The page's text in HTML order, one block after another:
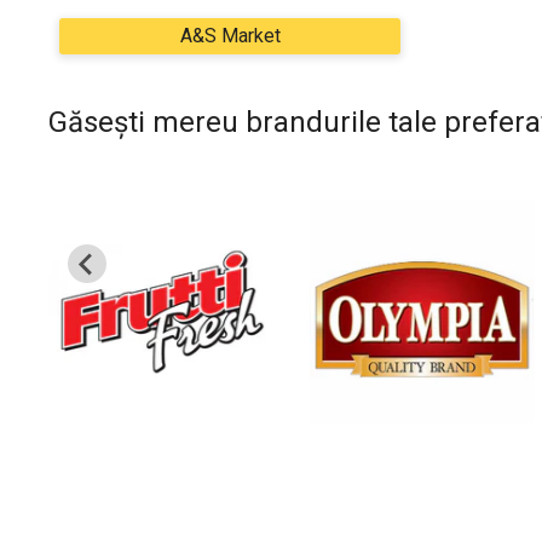
Găsești mereu brandurile tale